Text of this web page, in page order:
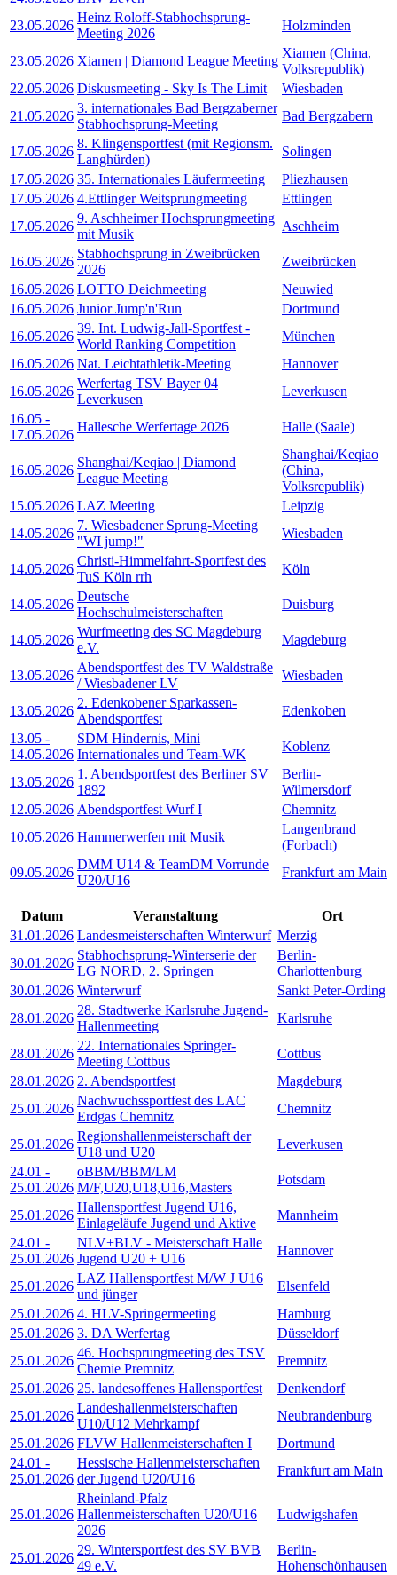
23.05.2026
Heinz Roloff-Stabhochsprung-
Meeting 2026
Holzminden
23.05.2026 Xiamen | Diamond League Meeting
Xiamen (China,
Volksrepublik)
22.05.2026 Diskusmeeting - Sky Is The Limit
Wiesbaden
21.05.2026
3. internationales Bad Bergzaberner
Stabhochsprung-Meeting
Bad Bergzabern
17.05.2026
8. Klingensportfest (mit Regionsm.
Langhürden)
Solingen
17.05.2026 35. Internationales Läufermeeting
Pliezhausen
17.05.2026 4.Ettlinger Weitsprungmeeting
Ettlingen
17.05.2026
9. Aschheimer Hochsprungmeeting
mit Musik
Aschheim
16.05.2026
Stabhochsprung in Zweibrücken
2026
Zweibrücken
16.05.2026 LOTTO Deichmeeting
Neuwied
16.05.2026 Junior Jump'n'Run
Dortmund
16.05.2026
39. Int. Ludwig-Jall-Sportfest -
World Ranking Competition
München
16.05.2026 Nat. Leichtathletik-Meeting
Hannover
16.05.2026
Werfertag TSV Bayer 04
Leverkusen
Leverkusen
16.05 -
17.05.2026
Hallesche Werfertage 2026 Halle (Saale)
16.05.2026
Shanghai/Keqiao | Diamond
League Meeting
Shanghai/Keqiao
(China,
Volksrepublik)
15.05.2026 LAZ Meeting
Leipzig
14.05.2026
7. Wiesbadener Sprung-Meeting
"WI jump!"
Wiesbaden
14.05.2026
Christi-Himmelfahrt-Sportfest des
TuS Köln rrh
Köln
14.05.2026
Deutsche
Hochschulmeisterschaften
Duisburg
14.05.2026
Wurfmeeting des SC Magdeburg
e.V.
Magdeburg
13.05.2026
Abendsportfest des TV Waldstraße
/ Wiesbadener LV
Wiesbaden
13.05.2026
2. Edenkobener Sparkassen-
Abendsportfest
Edenkoben
13.05 -
14.05.2026
SDM Hindernis, Mini
Internationales und Team-WK
Koblenz
13.05.2026
1. Abendsportfest des Berliner SV
1892
Berlin-
Wilmersdorf
12.05.2026 Abendsportfest Wurf I
Chemnitz
10.05.2026 Hammerwerfen mit Musik
Langenbrand
(Forbach)
09.05.2026
DMM U14 & TeamDM Vorrunde
U20/U16
Frankfurt am Main
Datum Veranstaltung
Ort
31.01.2026 Landesmeisterschaften Winterwurf Merzig
30.01.2026
Stabhochsprung-Winterserie der
LG NORD, 2. Springen
Berlin-
Charlottenburg
30.01.2026 Winterwurf
Sankt Peter-Ording
28.01.2026
28. Stadtwerke Karlsruhe Jugend-
Hallenmeeting
Karlsruhe
28.01.2026
22. Internationales Springer-
Meeting Cottbus
Cottbus
28.01.2026 2. Abendsportfest
Magdeburg
25.01.2026
Nachwuchssportfest des LAC
Erdgas Chemnitz
Chemnitz
25.01.2026
Regionshallenmeisterschaft der
U18 und U20
Leverkusen
24.01 -
25.01.2026
oBBM/BBM/LM
M/F,U20,U18,U16,Masters
Potsdam
25.01.2026
Hallensportfest Jugend U16,
Einlageläufe Jugend und Aktive
Mannheim
24.01 -
25.01.2026
NLV+BLV - Meisterschaft Halle
Jugend U20 + U16
Hannover
25.01.2026
LAZ Hallensportfest M/W J U16
und jünger
Elsenfeld
25.01.2026 4. HLV-Springermeeting
Hamburg
25.01.2026 3. DA Werfertag
Düsseldorf
25.01.2026
46. Hochsprungmeeting des TSV
Chemie Premnitz
Premnitz
25.01.2026 25. landesoffenes Hallensportfest
Denkendorf
25.01.2026
Landeshallenmeisterschaften
U10/U12 Mehrkampf
Neubrandenburg
25.01.2026 FLVW Hallenmeisterschaften I
Dortmund
24.01 -
25.01.2026
Hessische Hallenmeisterschaften
der Jugend U20/U16
Frankfurt am Main
25.01.2026
Rheinland-Pfalz
Hallenmeisterschaften U20/U16
2026
Ludwigshafen
25.01.2026
29. Wintersportfest des SV BVB
49 e.V.
Berlin-
Hohenschönhausen